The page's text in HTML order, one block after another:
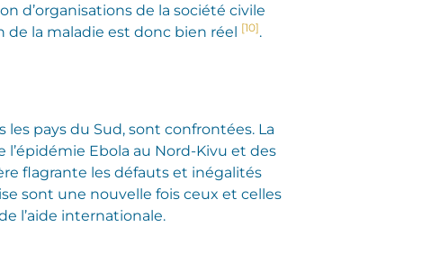
d’organisations de la société civile
la maladie est donc bien réel [10].
les pays du Sud, sont confrontées. La
Ebola au Nord-Kivu et des
flagrante les défauts et inégalités
sont une nouvelle fois ceux et celles
l’aide internationale.